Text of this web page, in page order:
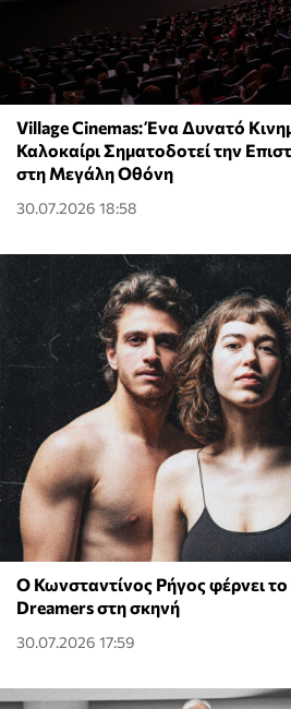
Village Cinemas: Ένα Δυνατό
Καλοκαίρι Σηματοδοτεί την
στη Μεγάλη Οθόνη
30.07.2026 18:58
Ο Κωνσταντίνος Ρήγος φέρνει το
Dreamers στη σκηνή
30.07.2026 17:59